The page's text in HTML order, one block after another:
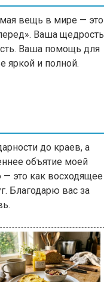
вещь в мире — это
Ваша щедрость
Ваша помощь для
яркой и полной.
до краев, а
объятие моей
это как восходящее
Благодарю вас за